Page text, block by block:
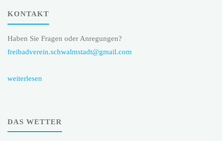
KONTAKT
Haben Sie Fragen oder Anregungen?
freibadverein.schwalmstadt@gmail.com
weiterlesen
DAS WETTER